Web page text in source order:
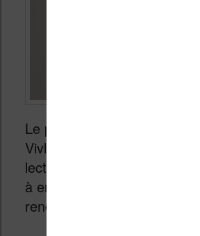
Le plus important pour
Vivlio Light HD Colorest
lecture. Elle est excellente
à encre électronique haute
rendant la lecture très